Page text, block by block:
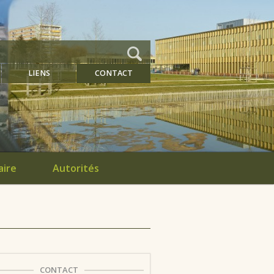
LIENS CONTACT
Autorités
CONTACT